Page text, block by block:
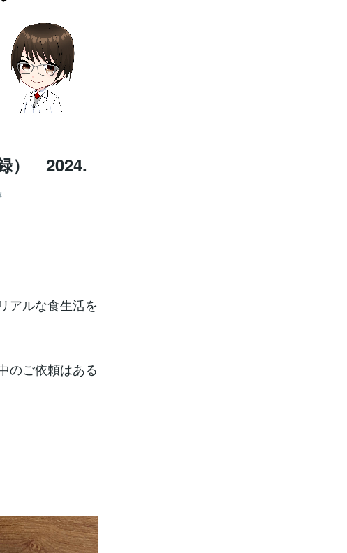
） 2024.
アルな食生活を
のご依頼はある